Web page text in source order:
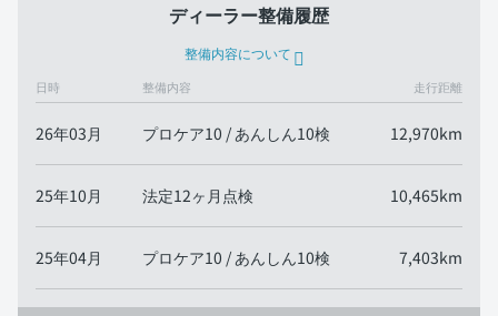
ディーラー整備履歴
整備内容について
日時 整備内容 走行距離
26年03月 プロケア10 / あんしん10検 12,970km
25年10月 法定12ヶ月点検 10,465km
25年04月 プロケア10 / あんしん10検 7,403km